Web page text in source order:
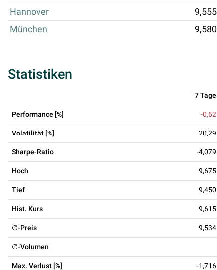
Hannover
9,555
München
9,580
Statistiken
7 Tage
Performance [%] -0,62
Volatilität [%] 20,29
Sharpe-Ratio -4,079
Hoch 9,675
Tief 9,450
Hist. Kurs 9,615
∅-Preis 9,534
∅-Volumen
Max. Verlust [%] -1,716